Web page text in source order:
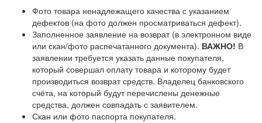
Фото товара ненадлежащего качества с указанием
дефектов (на фото должен просматриваться дефект).
Заполненное заявление на возврат (в электронном виде
или скан/фото распечатанного документа). ВАЖНО! В
заявлении требуется указать данные покупателя,
который совершал оплату товара и которому будет
производиться возврат средств. Владелец банковского
счёта, на который будут перечислены денежные
средства, должен совпадать с заявителем.
Скан или фото паспорта покупателя.